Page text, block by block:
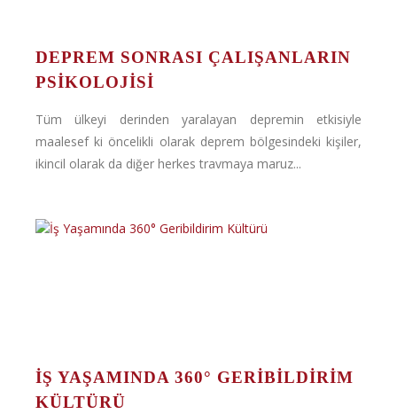
DEPREM SONRASI ÇALIŞANLARIN
PSİKOLOJİSİ
Tüm ülkeyi derinden yaralayan depremin etkisiyle
maalesef ki öncelikli olarak deprem bölgesindeki kişiler,
ikincil olarak da diğer herkes travmaya maruz...
İŞ YAŞAMINDA 360° GERIBILDIRIM
KÜLTÜRÜ